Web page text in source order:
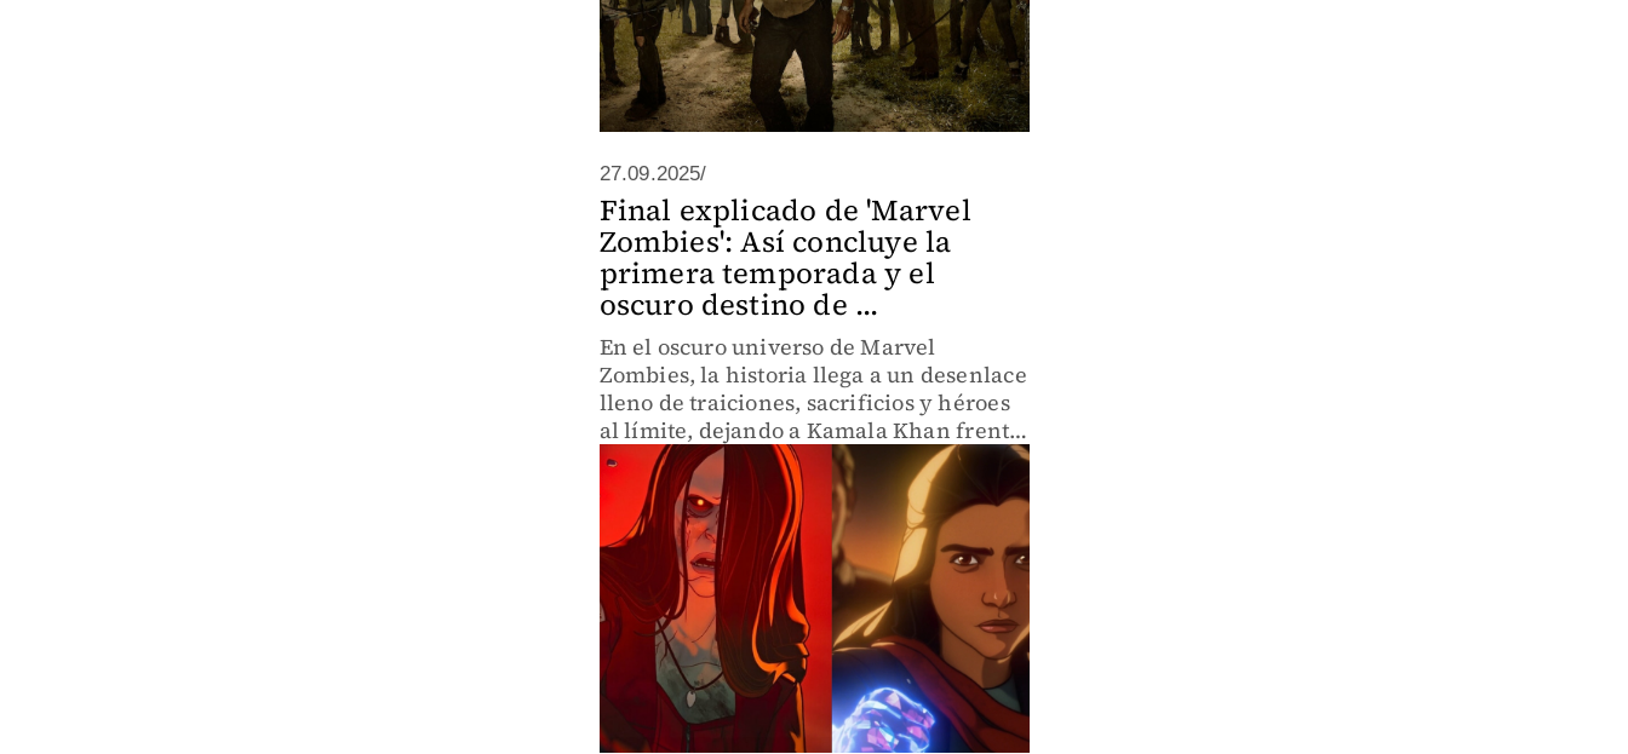
27.09.2025/
Final explicado de 'Marvel
Zombies': Así concluye la
primera temporada y el
oscuro destino de ...
En el oscuro universo de Marvel
Zombies, la historia llega a un desenlace
lleno de traiciones, sacrificios y héroes
al límite, dejando a Kamala Khan frente
a un destino inesperado.